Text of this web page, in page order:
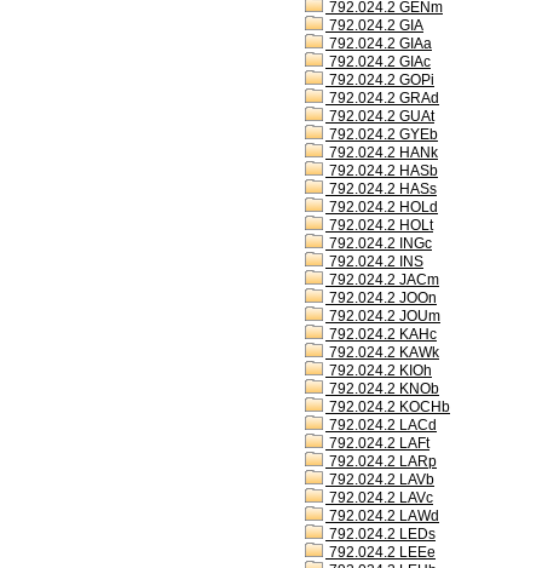
792.024.2 GENm
792.024.2 GIA
792.024.2 GIAa
792.024.2 GIAc
792.024.2 GOPi
792.024.2 GRAd
792.024.2 GUAt
792.024.2 GYEb
792.024.2 HANk
792.024.2 HASb
792.024.2 HASs
792.024.2 HOLd
792.024.2 HOLt
792.024.2 INGc
792.024.2 INS
792.024.2 JACm
792.024.2 JOOn
792.024.2 JOUm
792.024.2 KAHc
792.024.2 KAWk
792.024.2 KIOh
792.024.2 KNOb
792.024.2 KOCHb
792.024.2 LACd
792.024.2 LAFt
792.024.2 LARp
792.024.2 LAVb
792.024.2 LAVc
792.024.2 LAWd
792.024.2 LEDs
792.024.2 LEEe